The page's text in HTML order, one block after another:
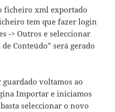
ficheiro xml exportado
tem que fazer login
-> Outros e seleccionar
Conteúdo” será gerado
voltamos ao
Importar e iniciamos
seleccionar o novo